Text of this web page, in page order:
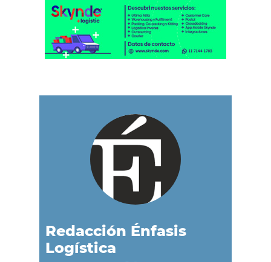
Redacción Énfasis
Logística